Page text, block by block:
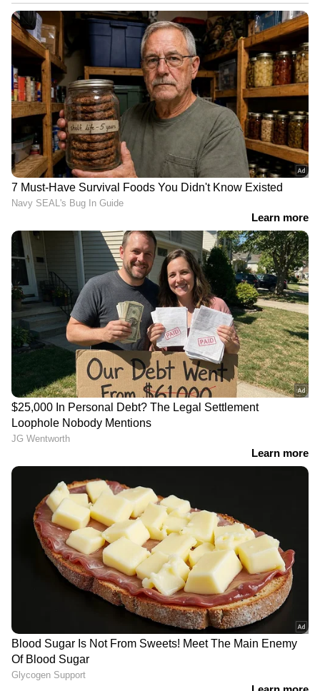
"ഞാൻ ഇനി നിന്നെ സ്നേഹിക്കുന്നില്ല, എനിക്ക്
മുന്നോട്ട് പോകണം," അയാൾക്ക് പറയാനുള്ളത്
ഇത്രമാത്രം. അയാളുടെ വെറുപ്പുളവാക്കുന്ന
പെരുമാറ്റം മൂലമാണ് ആ ബന്ധം
വേർപെടുത്താൻ തന്നെ പ്രേരിപ്പിച്ചതെന്ന്
ജെസീക്ക പറയുന്നു. കഴിഞ്ഞ രണ്ടാഴ്ചയായി
നിരന്തരമായ ഫോണ്‍ കോളുകള്‍ മൂലം തന്‍റെ
കുട്ടികളുടെ ഉറക്കം നഷ്ടപ്പെട്ടെന്നും ഇപ്പോള്‍
ഇത് തന്‍റെ ക്ഷമയെ നശിപ്പിച്ചെന്നും അവര്‍
പറയുന്നു. "രാത്രി 1:00 മണി മുതൽ 4:00 മണി
വരെ എനിക്ക് വിചിത്രമായ കോളുകൾ വരുന്നു.
ആരൊക്കെയോ വിളിക്കുന്നു." ജെസീക്ക
പറയുന്നു. ജെസീക്കയുടെ വീഡിയോയ്ക്ക്
താഴെ നിരവധി പേരാണ് ഐക്യദാര്‍ഢ്യം
പ്രഖ്യാപിച്ച് രംഗത്തെത്തിയത്.
ഡ്രൈവറില്ലാതെ മുന്നോട്ട് നീങ്ങിയ ട്രക്കില്‍
ചാടിക്കയറി ഹാന്‍ഡ് ബ്രേക്ക് ഉപയോഗിച്ച്
യുവതി; വീഡിയോ വൈറല്‍